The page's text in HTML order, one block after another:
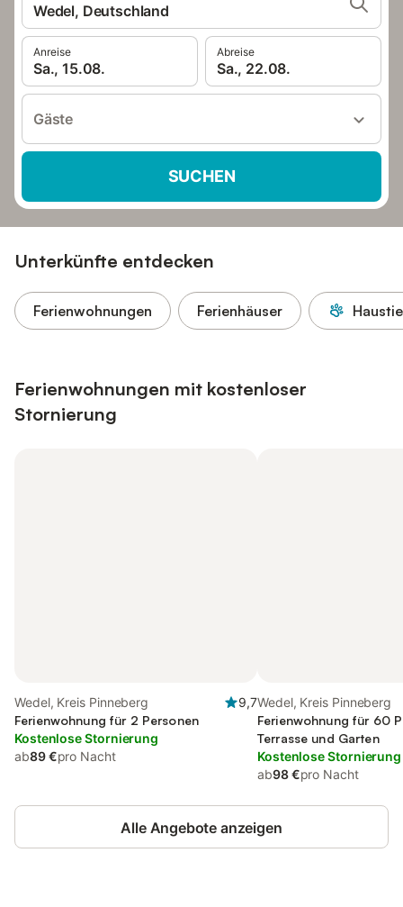
Wedel, Deutschland
Anreise
Sa., 15.08.
Abreise
Sa., 22.08.
Gäste
SUCHEN
Unterkünfte entdecken
Ferienwohnungen Ferienhäuser
Ferienwohnungen mit kostenloser
Stornierung
Wedel, Kreis Pinneberg
9,7
Ferienwohnung für 2 Personen
Kostenlose Stornierung
ab89 €pro Nacht
Wedel, Kreis Pinneberg
Ferienwohnung für 60
Terrasse und Garten
Kostenlose Stornierung
ab98 €pro Nacht
Alle Angebote anzeigen